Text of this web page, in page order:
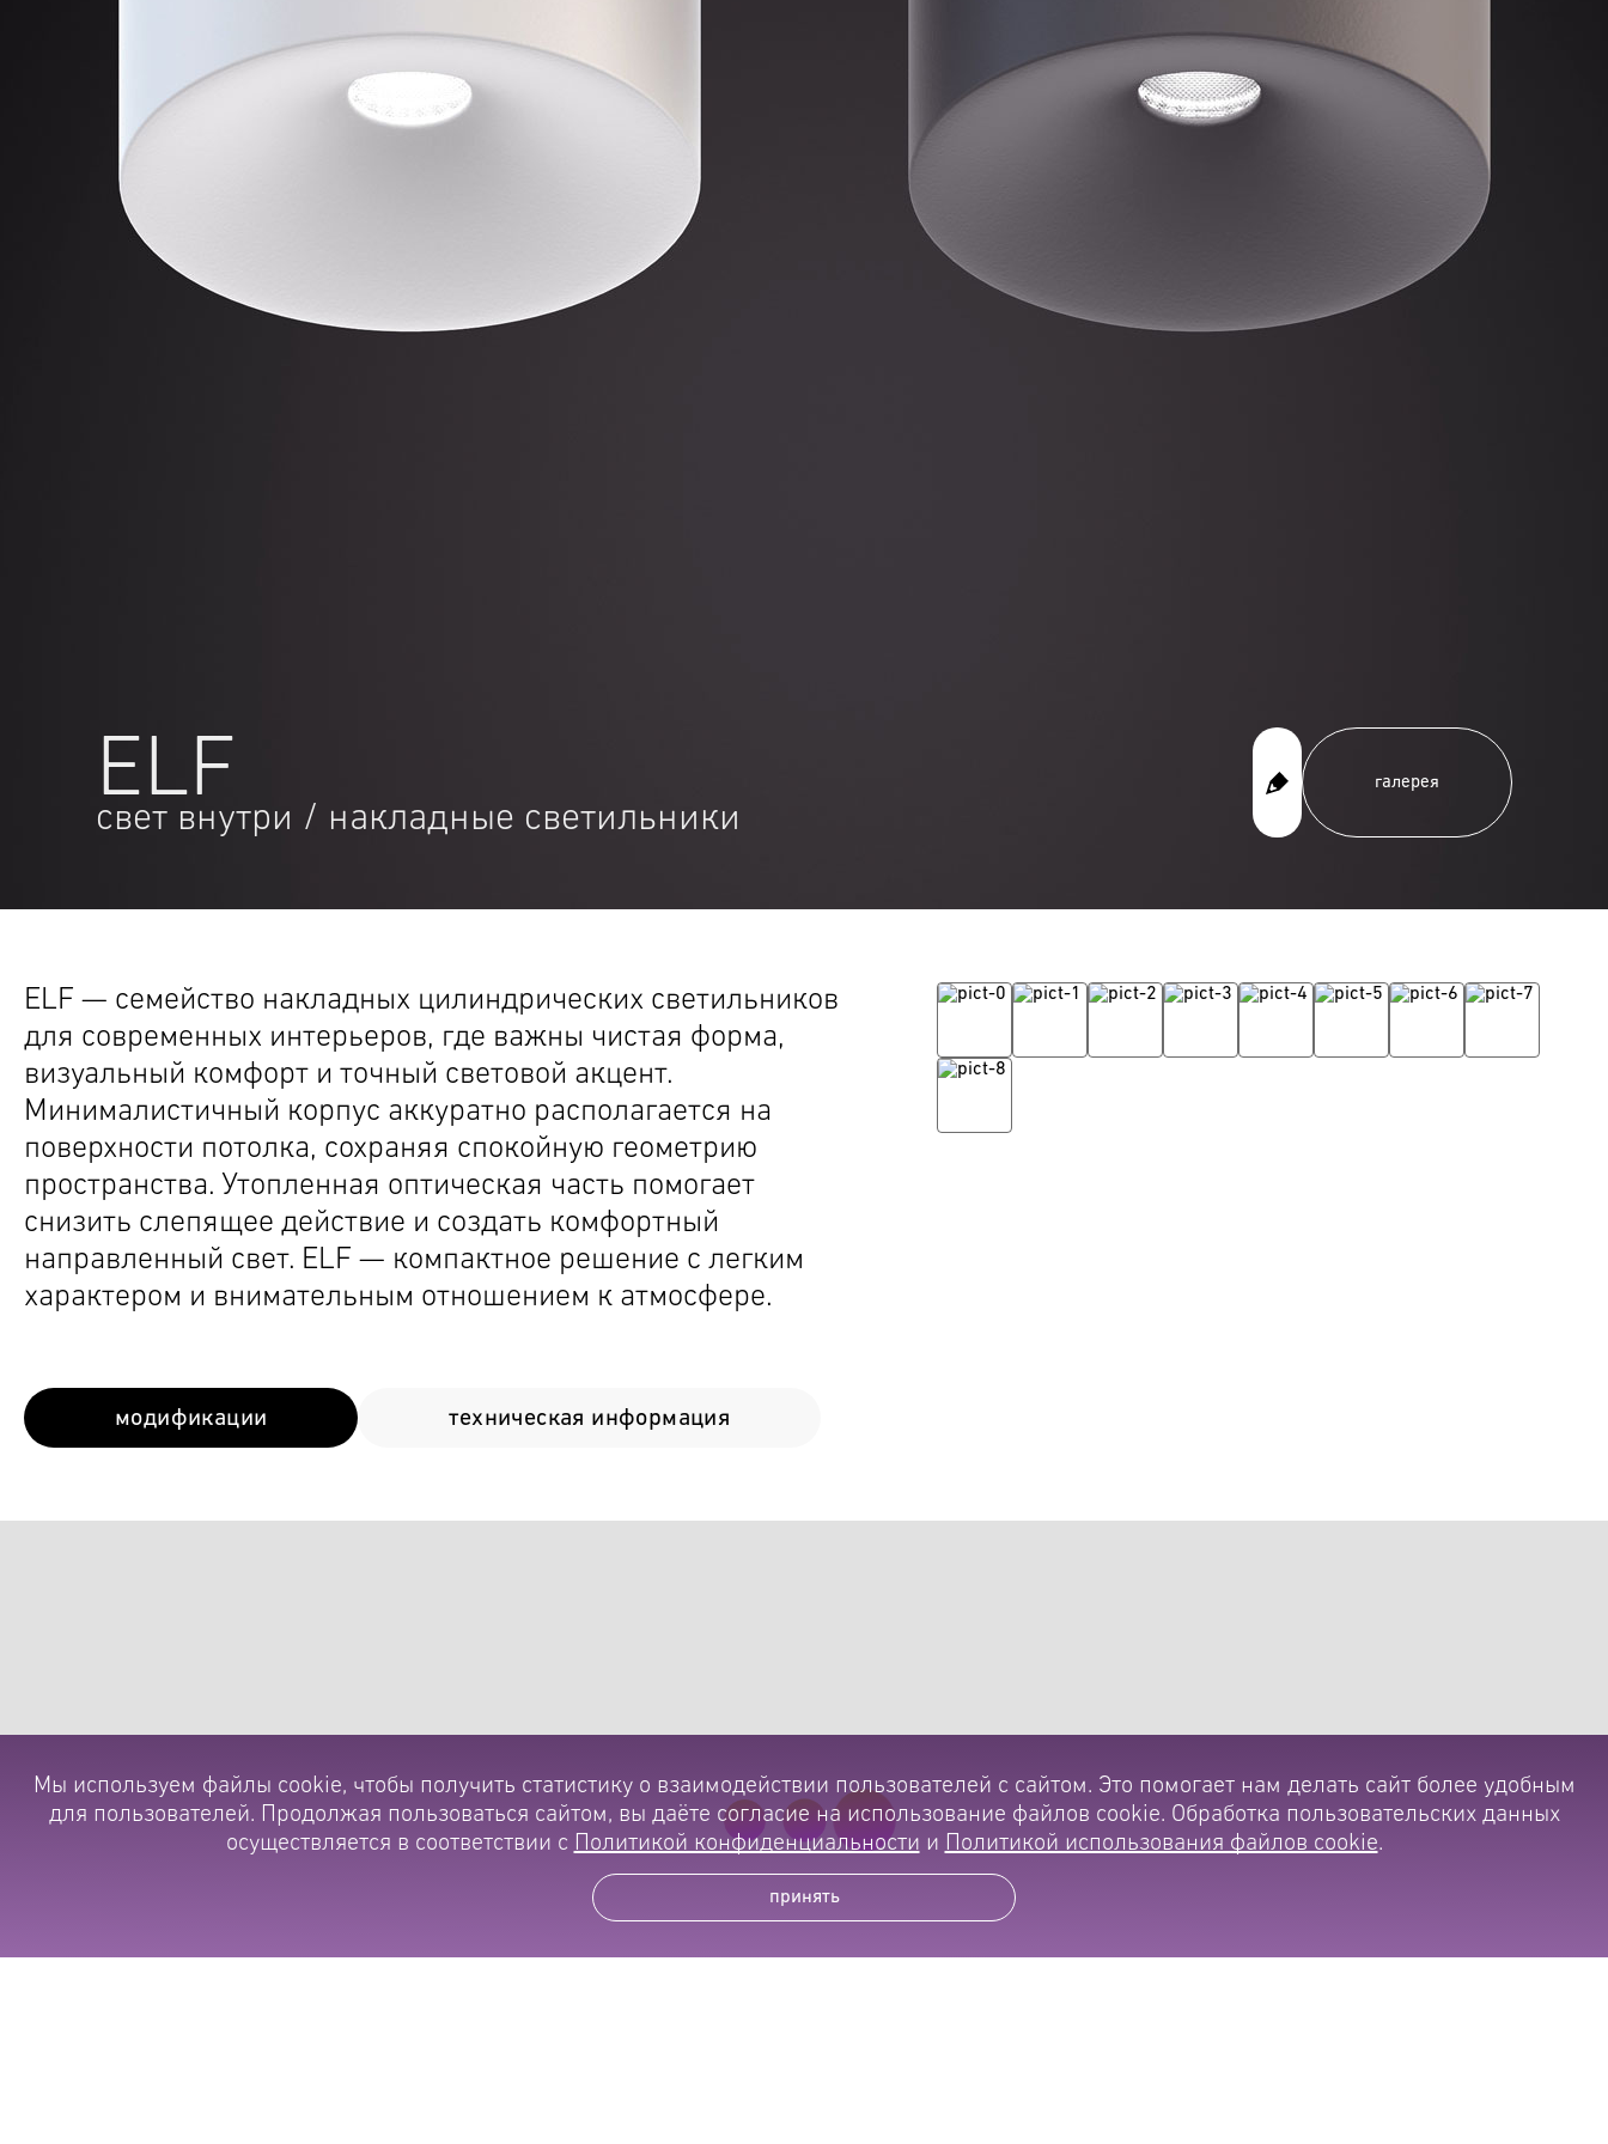
ELF
свет внутри / накладные светильники
галерея
ELF — семейство накладных цилиндрических светильников
для современных интерьеров, где важны чистая форма,
визуальный комфорт и точный световой акцент.
Минималистичный корпус аккуратно располагается на
поверхности потолка, сохраняя спокойную геометрию
пространства. Утопленная оптическая часть помогает
снизить слепящее действие и создать комфортный
направленный свет. ELF — компактное решение с легким
характером и внимательным отношением к атмосфере.
модификации техническая информация
Мы используем файлы cookie, чтобы получить статистику о взаимодействии пользователей с сайтом. Это помогает нам делать сайт более удобным
для пользователей. Продолжая пользоваться сайтом, вы даёте согласие на использование файлов cookie. Обработка пользовательских данных
осуществляется в соответствии с
Политикой конфиденциальности и Политикой использования файлов cookie.
принять